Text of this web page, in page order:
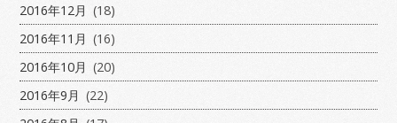
2016年12月 (18)
2016年11月 (16)
2016年10月 (20)
2016年9月 (22)